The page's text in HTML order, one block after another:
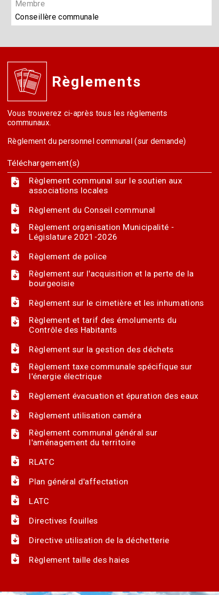
Membre
Conseillère communale
Règlements
Vous trouverez ci-après tous les règlements
communaux.
Règlement du personnel communal (sur demande)
Téléchargement(s)
Règlement communal sur le soutien aux
associations locales
Règlement du Conseil communal
Règlement organisation Municipalité -
Législature 2021-2026
Règlement de police
Règlement sur l'acquisition et la perte de la
bourgeoisie
Règlement sur le cimetière et les inhumations
Règlement et tarif des émoluments du
Contrôle des Habitants
Règlement sur la gestion des déchets
Règlement taxe communale spécifique sur
l'énergie électrique
Règlement évacuation et épuration des eaux
Règlement utilisation caméra
Règlement communal général sur
l'aménagement du territoire
RLATC
Plan général d'affectation
LATC
Directives fouilles
Directive utilisation de la déchetterie
Règlement taille des haies